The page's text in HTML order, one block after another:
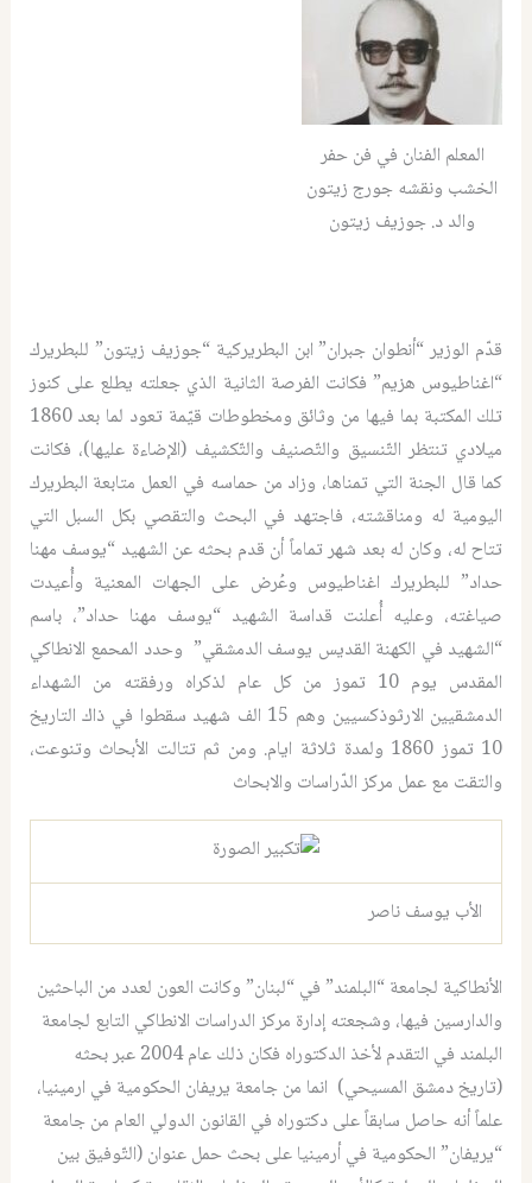
المعلم الفنان في فن حفر
الخشب ونقشه جورج زيتون
والد د. جوزيف زيتون
قدّم الوزير “أنطوان جبران” ابن البطريركية “جوزيف زيتون” للبطريرك
“اغناطيوس هزيم” فكانت الفرصة الثانية الذي جعلته يطلع على كنوز
تلك المكتبة بما فيها من وثائق ومخطوطات قيّمة تعود لما بعد 1860
ميلادي تنتظر التّنسيق والتّصنيف والتّكشيف (الإضاءة عليها)، فكانت
كما قال الجنة التي تمناها، وزاد من حماسه في العمل متابعة البطريرك
اليومية له ومناقشته، فاجتهد في البحث والتقصي بكل السبل التي
تتاح له، وكان له بعد شهر تماماً أن قدم بحثه عن الشهيد “يوسف مهنا
حداد” للبطريرك اغناطيوس وعُرض على الجهات المعنية وأُعيدت
صياغته، وعليه أُعلنت قداسة الشهيد “يوسف مهنا حداد”، باسم
“الشهيد في الكهنة القديس يوسف الدمشقي” وحدد المحمع الانطاكي
المقدس يوم 10 تموز من كل عام لذكراه ورفقته من الشهداء
الدمشقيين الارثوذكسيين وهم 15 الف شهيد سقطوا في ذاك التاريخ
10 تموز 1860 ولمدة ثلاثة ايام. ومن ثم تتالت الأبحاث وتنوعت،
والتقت مع عمل مركز الدّراسات والابحاث
الأب يوسف ناصر
الأنطاكية لجامعة “البلمند” في “لبنان” وكانت العون لعدد من الباحثين
والدارسين فيها، وشجعته إدارة مركز الدراسات الانطاكي التابع لجامعة
البلمند في التقدم لأخذ الدكتوراه فكان ذلك عام 2004 عبر بحثه
(تاريخ دمشق المسيحي) انما من جامعة يريفان الحكومية في ارمينيا،
علماً أنه حاصل سابقاً على دكتوراه في القانون الدولي العام من جامعة
“يريفان” الحكومية في أرمينيا على بحث حمل عنوان (التّوفيق بين